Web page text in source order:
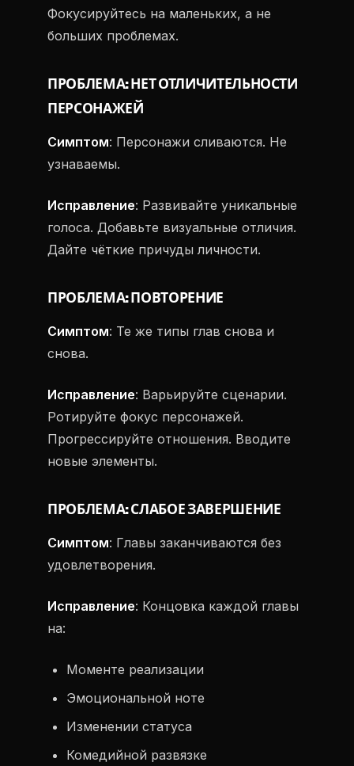
Фокусируйтесь на маленьких, а не
больших проблемах.
ПРОБЛЕМА: НЕТ ОТЛИЧИТЕЛЬНОСТИ
ПЕРСОНАЖЕЙ
Симптом: Персонажи сливаются. Не
узнаваемы.
Исправление: Развивайте уникальные
голоса. Добавьте визуальные отличия.
Дайте чёткие причуды личности.
ПРОБЛЕМА: ПОВТОРЕНИЕ
Симптом: Те же типы глав снова и
снова.
Исправление: Варьируйте сценарии.
Ротируйте фокус персонажей.
Прогрессируйте отношения. Вводите
новые элементы.
ПРОБЛЕМА: СЛАБОЕ ЗАВЕРШЕНИЕ
Симптом: Главы заканчиваются без
удовлетворения.
Исправление: Концовка каждой главы
на:
Моменте реализации
Эмоциональной ноте
Изменении статуса
Комедийной развязке